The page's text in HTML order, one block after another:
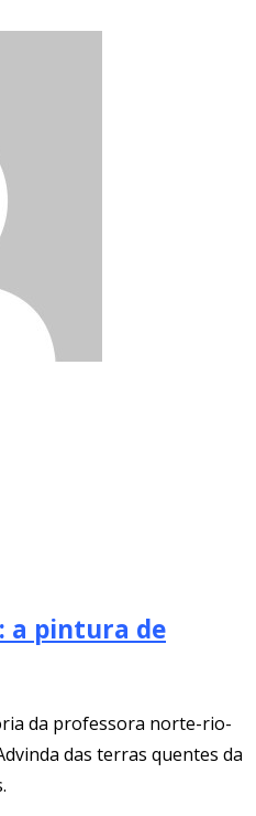
a pintura de
da professora norte-rio-
das terras quentes da